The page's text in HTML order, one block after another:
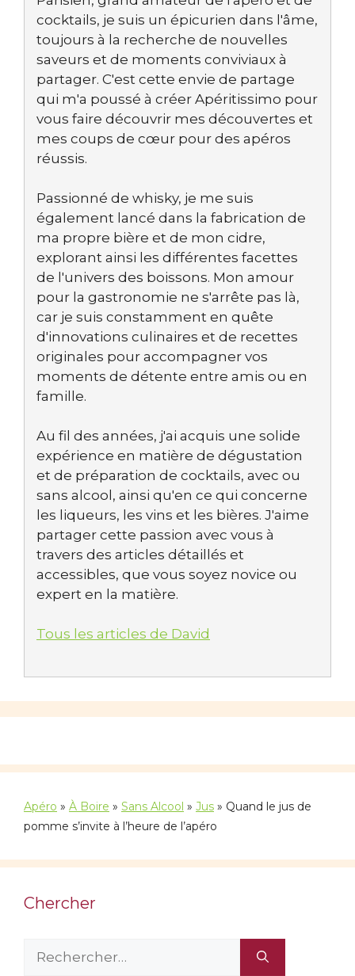
cocktails, je suis un épicurien dans l'âme,
toujours à la recherche de nouvelles
saveurs et de moments conviviaux à
partager. C'est cette envie de partage
qui m'a poussé à créer Apéritissimo pour
vous faire découvrir mes découvertes et
mes coups de cœur pour des apéros
réussis.
Passionné de whisky, je me suis
également lancé dans la fabrication de
ma propre bière et de mon cidre,
explorant ainsi les différentes facettes
de l'univers des boissons. Mon amour
pour la gastronomie ne s'arrête pas là,
car je suis constamment en quête
d'innovations culinaires et de recettes
originales pour accompagner vos
moments de détente entre amis ou en
famille.
Au fil des années, j'ai acquis une solide
expérience en matière de dégustation
et de préparation de cocktails, avec ou
sans alcool, ainsi qu'en ce qui concerne
les liqueurs, les vins et les bières. J'aime
partager cette passion avec vous à
travers des articles détaillés et
accessibles, que vous soyez novice ou
expert en la matière.
Tous les articles de David
Apéro » À Boire » Sans Alcool » Jus » Quand le jus de
pomme s’invite à l’heure de l’apéro
Chercher